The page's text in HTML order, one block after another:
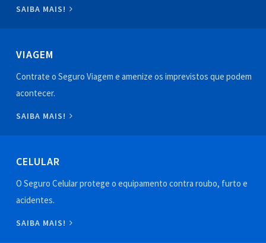
SAIBA MAIS!
VIAGEM
Contrate o Seguro Viagem e amenize os imprevistos que podem
acontecer.
SAIBA MAIS!
CELULAR
O Seguro Celular protege o equipamento contra roubo, furto e
acidentes.
SAIBA MAIS!